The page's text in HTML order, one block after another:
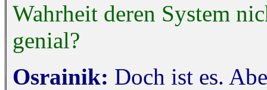
Wahrheit deren System
genial?
Osrainik: Doch ist es.